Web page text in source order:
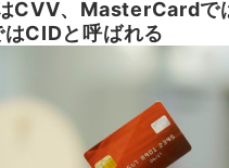
CVV、MasterCardで
CIDと呼ばれる